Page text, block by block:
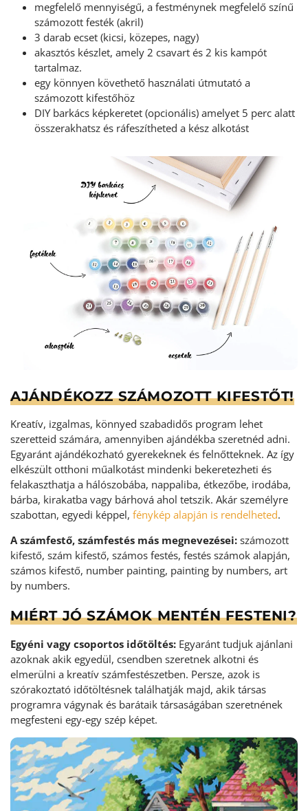
megfelelő mennyiségű, a festménynek megfelelő színű
számozott festék (akril)
3 darab ecset (kicsi, közepes, nagy)
akasztós készlet, amely 2 csavart és 2 kis kampót
tartalmaz.
egy könnyen követhető használati útmutató a
számozott kifestőhöz
DIY barkács képkeretet (opcionális) amelyet 5 perc alatt
összerakhatsz és ráfeszítheted a kész alkotást
AJÁNDÉKOZZ SZÁMOZOTT KIFESTŐT!
Kreatív, izgalmas, könnyed szabadidős program lehet
szeretteid számára, amennyiben ajándékba szeretnéd adni.
Egyaránt ajándékozható gyerekeknek és felnőtteknek. Az így
elkészült otthoni műalkotást mindenki bekeretezheti és
felakaszthatja a hálószobába, nappaliba, étkezőbe, irodába,
bárba, kirakatba vagy bárhová ahol tetszik. Akár személyre
szabottan, egyedi képpel, fénykép alapján is rendelheted.
A számfestő, számfestés más megnevezései: számozott
kifestő, szám kifestő, számos festés, festés számok alapján,
számos kifestő, number painting, painting by numbers, art
by numbers.
MIÉRT JÓ SZÁMOK MENTÉN FESTENI?
Egyéni vagy csoportos időtöltés: Egyaránt tudjuk ajánlani
azoknak akik egyedül, csendben szeretnek alkotni és
elmerülni a kreatív számfestészetben. Persze, azok is
szórakoztató időtöltésnek találhatják majd, akik társas
programra vágynak és barátaik társaságában szeretnének
megfesteni egy-egy szép képet.